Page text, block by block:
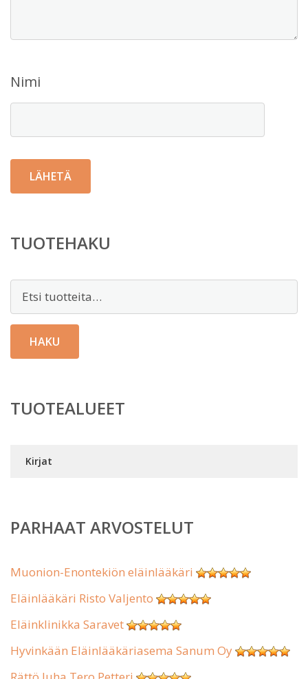
Nimi
TUOTEHAKU
Etsi:
HAKU
TUOTEALUEET
Kirjat
PARHAAT ARVOSTELUT
Muonion-Enontekiön eläinlääkäri
Eläinlääkäri Risto Valjento
Eläinklinikka Saravet
Hyvinkään Eläinlääkäriasema Sanum Oy